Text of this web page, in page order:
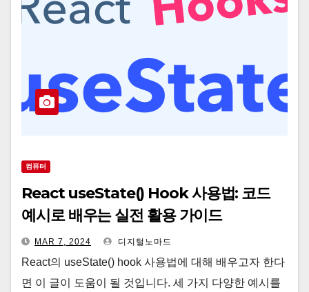
컴퓨터
React useState() Hook 사용법: 코드
예시로 배우는 실전 활용 가이드
MAR 7, 2024 디지털노마드
React의 useState() hook 사용법에 대해 배우고자 한다
면 이 글이 도움이 될 것입니다. 세 가지 다양한 예시를